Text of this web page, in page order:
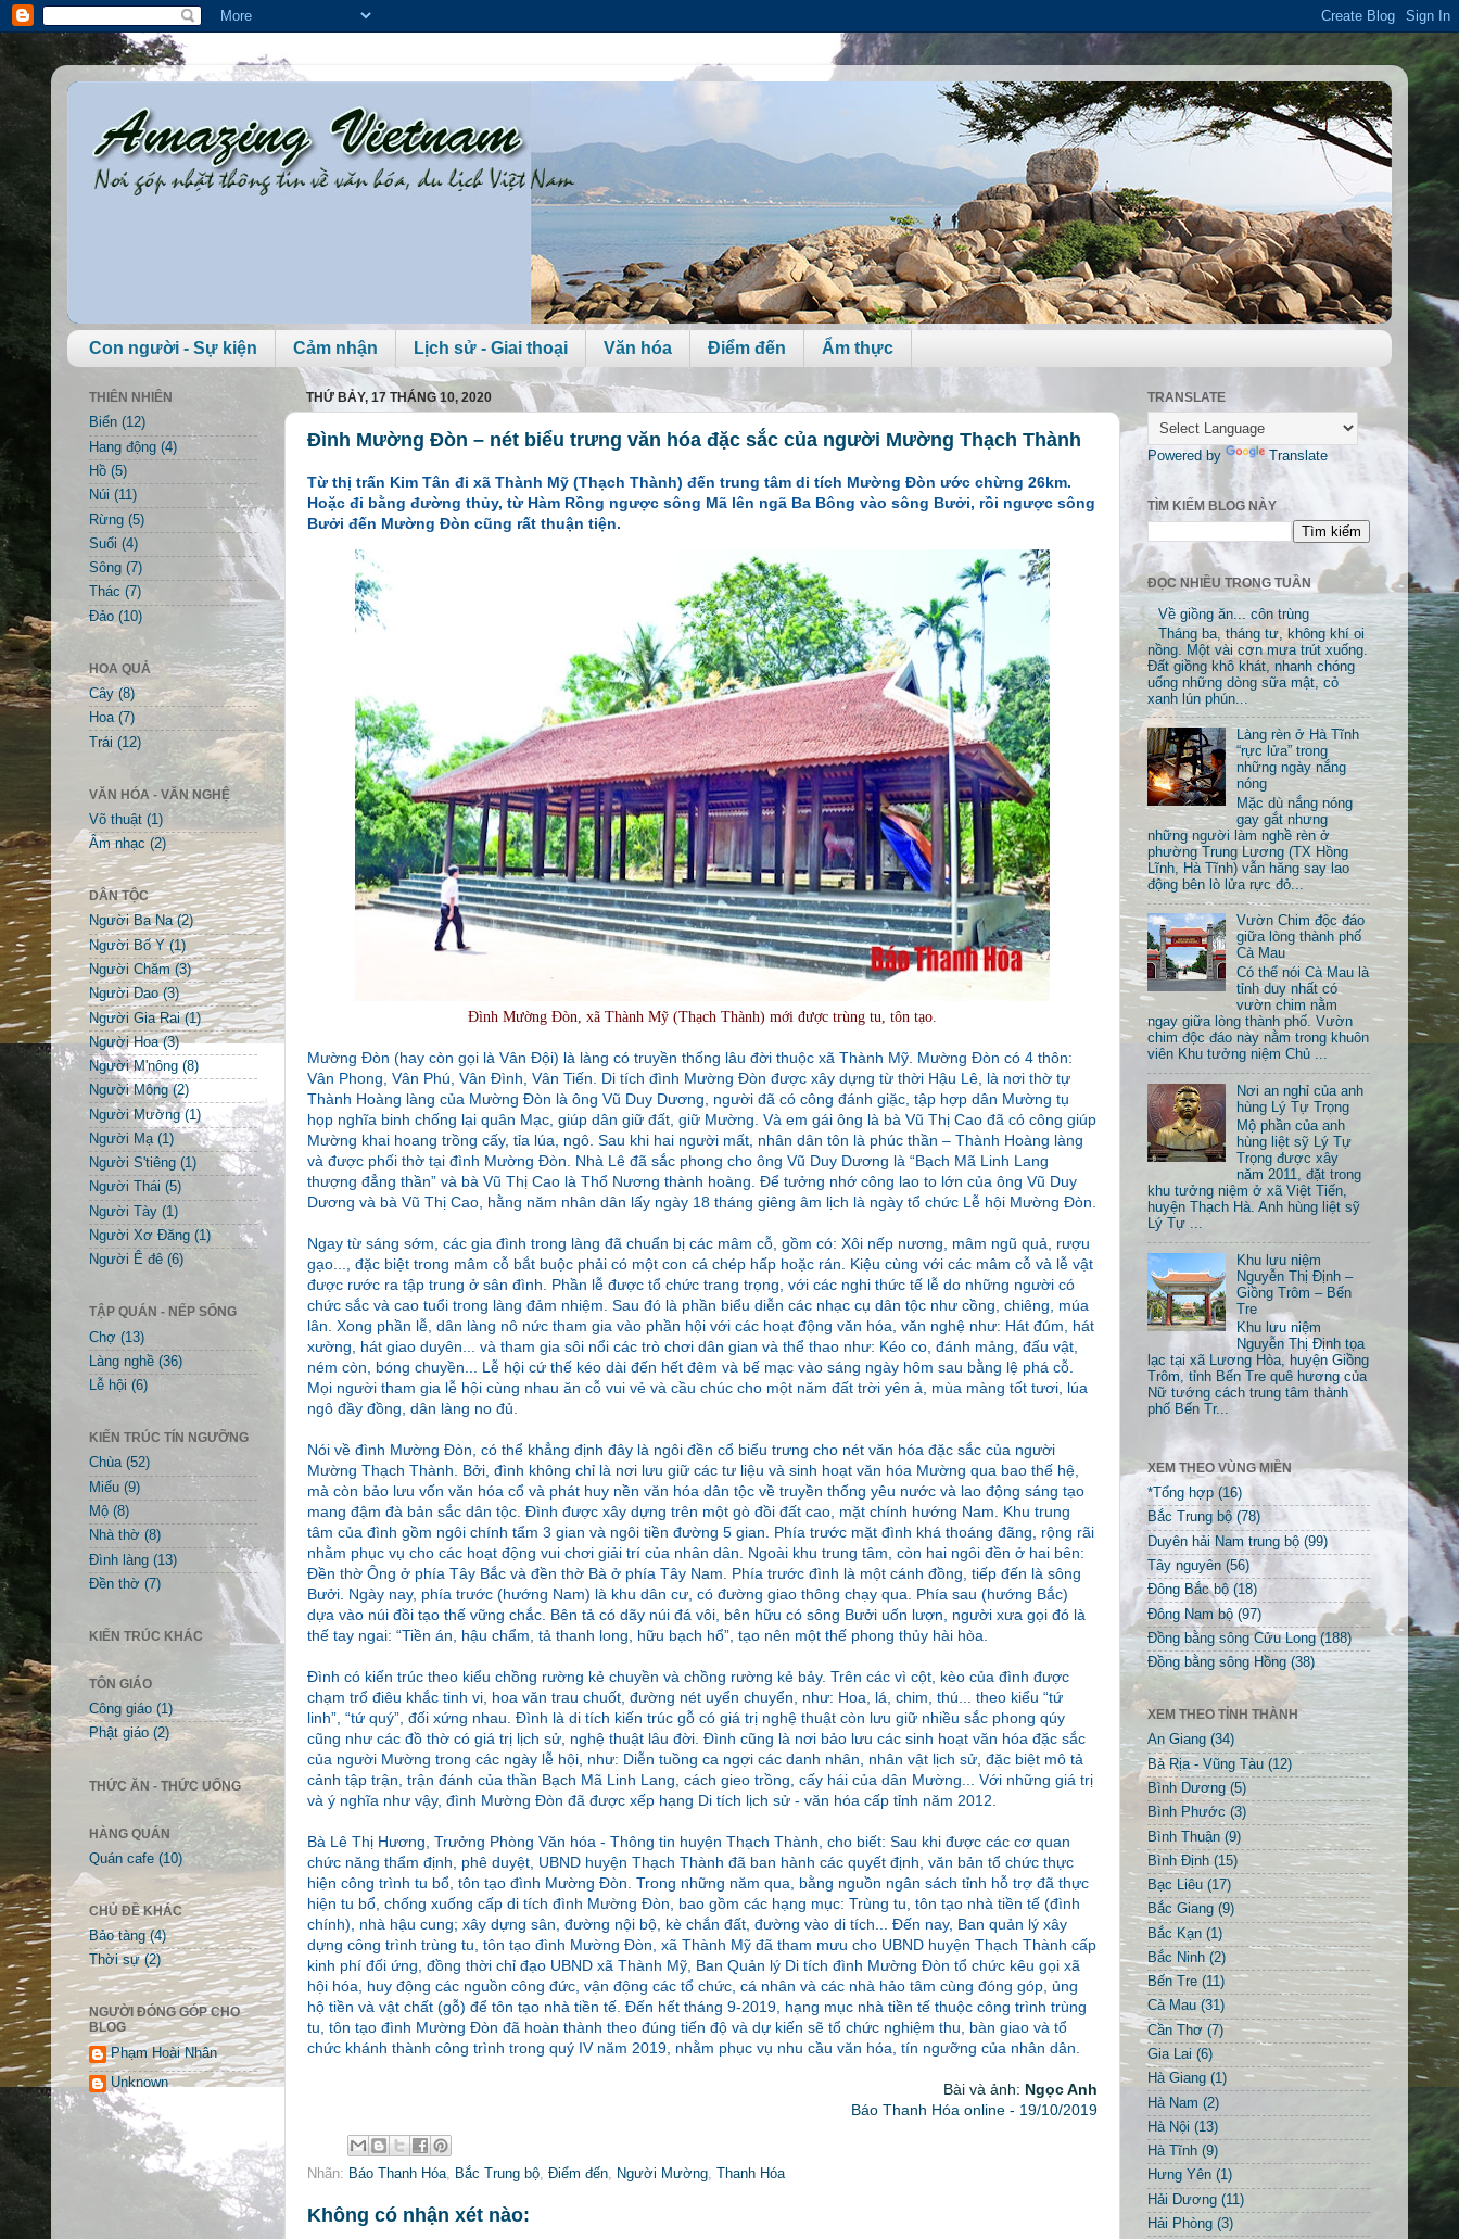
Con người - Sự kiện Cảm nhận Lịch sử - Giai thoại Văn hóa Điểm đến Ẩm thực
THỨ BẢY, 17 THÁNG 10, 2020
Đình Mường Đòn – nét biểu trưng văn hóa đặc sắc của người Mường Thạch Thành
Từ thị trấn Kim Tân đi xã Thành Mỹ (Thạch Thành) đến trung tâm di tích Mường Đòn ước chừng 26km.
Hoặc đi bằng đường thủy, từ Hàm Rồng ngược sông Mã lên ngã Ba Bông vào sông Bưởi, rồi ngược sông
Bưởi đến Mường Đòn cũng rất thuận tiện.
Đình Mường Đòn, xã Thành Mỹ (Thạch Thành) mới được trùng tu, tôn tạo.
Mường Đòn (hay còn gọi là Vân Đội) là làng có truyền thống lâu đời thuộc xã Thành Mỹ. Mường Đòn có 4 thôn:
Vân Phong, Vân Phú, Vân Đình, Vân Tiến. Di tích đình Mường Đòn được xây dựng từ thời Hậu Lê, là nơi thờ tự
Thành Hoàng làng của Mường Đòn là ông Vũ Duy Dương, người đã có công đánh giặc, tập hợp dân Mường tụ
họp nghĩa binh chống lại quân Mạc, giúp dân giữ đất, giữ Mường. Và em gái ông là bà Vũ Thị Cao đã có công giúp
Mường khai hoang trồng cấy, tỉa lúa, ngô. Sau khi hai người mất, nhân dân tôn là phúc thần – Thành Hoàng làng
và được phối thờ tại đình Mường Đòn. Nhà Lê đã sắc phong cho ông Vũ Duy Dương là “Bạch Mã Linh Lang
thượng đẳng thần” và bà Vũ Thị Cao là Thổ Nương thành hoàng. Để tưởng nhớ công lao to lớn của ông Vũ Duy
Dương và bà Vũ Thị Cao, hằng năm nhân dân lấy ngày 18 tháng giêng âm lịch là ngày tổ chức Lễ hội Mường Đòn.
Ngay từ sáng sớm, các gia đình trong làng đã chuẩn bị các mâm cỗ, gồm có: Xôi nếp nương, mâm ngũ quả, rượu
gạo..., đặc biệt trong mâm cỗ bắt buộc phải có một con cá chép hấp hoặc rán. Kiệu cùng với các mâm cỗ và lễ vật
được rước ra tập trung ở sân đình. Phần lễ được tổ chức trang trọng, với các nghi thức tế lễ do những người có
chức sắc và cao tuổi trong làng đảm nhiệm. Sau đó là phần biểu diễn các nhạc cụ dân tộc như cồng, chiêng, múa
lân. Xong phần lễ, dân làng nô nức tham gia vào phần hội với các hoạt động văn hóa, văn nghệ như: Hát đúm, hát
xường, hát giao duyên... và tham gia sôi nổi các trò chơi dân gian và thể thao như: Kéo co, đánh mảng, đấu vật,
ném còn, bóng chuyền... Lễ hội cứ thế kéo dài đến hết đêm và bế mạc vào sáng ngày hôm sau bằng lệ phá cỗ.
Mọi người tham gia lễ hội cùng nhau ăn cỗ vui vẻ và cầu chúc cho một năm đất trời yên ả, mùa màng tốt tươi, lúa
ngô đầy đồng, dân làng no đủ.
Nói về đình Mường Đòn, có thể khẳng định đây là ngôi đền cổ biểu trưng cho nét văn hóa đặc sắc của người
Mường Thạch Thành. Bởi, đình không chỉ là nơi lưu giữ các tư liệu và sinh hoạt văn hóa Mường qua bao thế hệ,
mà còn bảo lưu vốn văn hóa cổ và phát huy nền văn hóa dân tộc về truyền thống yêu nước và lao động sáng tạo
mang đậm đà bản sắc dân tộc. Đình được xây dựng trên một gò đồi đất cao, mặt chính hướng Nam. Khu trung
tâm của đình gồm ngôi chính tẩm 3 gian và ngôi tiền đường 5 gian. Phía trước mặt đình khá thoáng đãng, rộng rãi
nhằm phục vụ cho các hoạt động vui chơi giải trí của nhân dân. Ngoài khu trung tâm, còn hai ngôi đền ở hai bên:
Đền thờ Ông ở phía Tây Bắc và đền thờ Bà ở phía Tây Nam. Phía trước đình là một cánh đồng, tiếp đến là sông
Bưởi. Ngày nay, phía trước (hướng Nam) là khu dân cư, có đường giao thông chạy qua. Phía sau (hướng Bắc)
dựa vào núi đồi tạo thế vững chắc. Bên tả có dãy núi đá vôi, bên hữu có sông Bưởi uốn lượn, người xưa gọi đó là
thế tay ngai: “Tiền án, hậu chẩm, tả thanh long, hữu bạch hổ”, tạo nên một thế phong thủy hài hòa.
Đình có kiến trúc theo kiểu chồng rường kẻ chuyền và chồng rường kẻ bảy. Trên các vì cột, kèo của đình được
chạm trổ điêu khắc tinh vi, hoa văn trau chuốt, đường nét uyển chuyển, như: Hoa, lá, chim, thú... theo kiểu “tứ
linh”, “tứ quý”, đối xứng nhau. Đình là di tích kiến trúc gỗ có giá trị nghệ thuật còn lưu giữ nhiều sắc phong qúy
cũng như các đồ thờ có giá trị lịch sử, nghệ thuật lâu đời. Đình cũng là nơi bảo lưu các sinh hoạt văn hóa đặc sắc
của người Mường trong các ngày lễ hội, như: Diễn tuồng ca ngợi các danh nhân, nhân vật lịch sử, đặc biệt mô tả
cảnh tập trận, trận đánh của thần Bạch Mã Linh Lang, cách gieo trồng, cấy hái của dân Mường... Với những giá trị
và ý nghĩa như vậy, đình Mường Đòn đã được xếp hạng Di tích lịch sử - văn hóa cấp tỉnh năm 2012.
Bà Lê Thị Hương, Trưởng Phòng Văn hóa - Thông tin huyện Thạch Thành, cho biết: Sau khi được các cơ quan
chức năng thẩm định, phê duyệt, UBND huyện Thạch Thành đã ban hành các quyết định, văn bản tổ chức thực
hiện công trình tu bổ, tôn tạo đình Mường Đòn. Trong những năm qua, bằng nguồn ngân sách tỉnh hỗ trợ đã thực
hiện tu bổ, chống xuống cấp di tích đình Mường Đòn, bao gồm các hạng mục: Trùng tu, tôn tạo nhà tiền tế (đình
chính), nhà hậu cung; xây dựng sân, đường nội bộ, kè chắn đất, đường vào di tích... Đến nay, Ban quản lý xây
dựng công trình trùng tu, tôn tạo đình Mường Đòn, xã Thành Mỹ đã tham mưu cho UBND huyện Thạch Thành cấp
kinh phí đối ứng, đồng thời chỉ đạo UBND xã Thành Mỹ, Ban Quản lý Di tích đình Mường Đòn tổ chức kêu gọi xã
hội hóa, huy động các nguồn công đức, vận động các tổ chức, cá nhân và các nhà hảo tâm cùng đóng góp, ủng
hộ tiền và vật chất (gỗ) để tôn tạo nhà tiền tế. Đến hết tháng 9-2019, hạng mục nhà tiền tế thuộc công trình trùng
tu, tôn tạo đình Mường Đòn đã hoàn thành theo đúng tiến độ và dự kiến sẽ tổ chức nghiệm thu, bàn giao và tổ
chức khánh thành công trình trong quý IV năm 2019, nhằm phục vụ nhu cầu văn hóa, tín ngưỡng của nhân dân.
Bài và ảnh: Ngọc Anh
Báo Thanh Hóa online - 19/10/2019
Nhãn: Báo Thanh Hóa Bắc Trung bộ Điểm đến Người Mường Thanh Hóa
Không có nhận xét nào:
THIÊN NHIÊN
Biển (12)
Hang động (4)
Hồ (5)
Núi (11)
Rừng (5)
Suối (4)
Sông (7)
Thác (7)
Đảo (10)
HOA QUẢ
Cây (8)
Hoa (7)
Trái (12)
VĂN HÓA - VĂN NGHỆ
Võ thuật (1)
Âm nhạc (2)
DÂN TỘC
Người Ba Na (2)
Người Bố Y (1)
Người Chăm (3)
Người Dao (3)
Người Gia Rai (1)
Người Hoa (3)
Người M'nông (8)
Người Mông (2)
Người Mường (1)
Người Mạ (1)
Người S'tiêng (1)
Người Thái (5)
Người Tày (1)
Người Xơ Đăng (1)
Người Ê đê (6)
TẬP QUÁN - NẾP SỐNG
Chợ (13)
Làng nghề (36)
Lễ hội (6)
KIẾN TRÚC TÍN NGƯỠNG
Chùa (52)
Miếu (9)
Mộ (8)
Nhà thờ (8)
Đình làng (13)
Đền thờ (7)
KIẾN TRÚC KHÁC
TÔN GIÁO
Công giáo (1)
Phật giáo (2)
THỨC ĂN - THỨC UỐNG
HÀNG QUÁN
Quán cafe (10)
CHỦ ĐỀ KHÁC
Bảo tàng (4)
Thời sự (2)
NGƯỜI ĐÓNG GÓP CHO
BLOG
Phạm Hoài Nhân
Unknown
TRANSLATE
Powered by Translate
TÌM KIẾM BLOG NÀY
ĐỌC NHIỀU TRONG TUẦN
Về giồng ăn... côn trùng
Tháng ba, tháng tư, không khí oi
nồng. Một vài cơn mưa trút xuống.
Đất giồng khô khát, nhanh chóng
uống những dòng sữa mật, cỏ
xanh lún phún...
Làng rèn ở Hà Tĩnh
“rực lửa” trong
những ngày nắng
nóng
Mặc dù nắng nóng
gay gắt nhưng
những người làm nghề rèn ở
phường Trung Lương (TX Hồng
Lĩnh, Hà Tĩnh) vẫn hăng say lao
động bên lò lửa rực đỏ...
Vườn Chim độc đáo
giữa lòng thành phố
Cà Mau
Có thể nói Cà Mau là
tỉnh duy nhất có
vườn chim nằm
ngay giữa lòng thành phố. Vườn
chim độc đáo này nằm trong khuôn
viên Khu tưởng niệm Chủ ...
Nơi an nghỉ của anh
hùng Lý Tự Trọng
Mộ phần của anh
hùng liệt sỹ Lý Tự
Trọng được xây
năm 2011, đặt trong
khu tưởng niệm ở xã Việt Tiến,
huyện Thạch Hà. Anh hùng liệt sỹ
Lý Tự ...
Khu lưu niệm
Nguyễn Thị Định –
Giồng Trôm – Bến
Tre
Khu lưu niệm
Nguyễn Thị Định tọa
lạc tại xã Lương Hòa, huyện Giồng
Trôm, tỉnh Bến Tre quê hương của
Nữ tướng cách trung tâm thành
phố Bến Tr...
XEM THEO VÙNG MIỀN
*Tổng hợp (16)
Bắc Trung bộ (78)
Duyên hải Nam trung bộ (99)
Tây nguyên (56)
Đông Bắc bộ (18)
Đông Nam bộ (97)
Đồng bằng sông Cửu Long (188)
Đồng bằng sông Hồng (38)
XEM THEO TỈNH THÀNH
An Giang (34)
Bà Rịa - Vũng Tàu (12)
Bình Dương (5)
Bình Phước (3)
Bình Thuận (9)
Bình Định (15)
Bạc Liêu (17)
Bắc Giang (9)
Bắc Kạn (1)
Bắc Ninh (2)
Bến Tre (11)
Cà Mau (31)
Cần Thơ (7)
Gia Lai (6)
Hà Giang (1)
Hà Nam (2)
Hà Nội (13)
Hà Tĩnh (9)
Hưng Yên (1)
Hải Dương (11)
Hải Phòng (3)